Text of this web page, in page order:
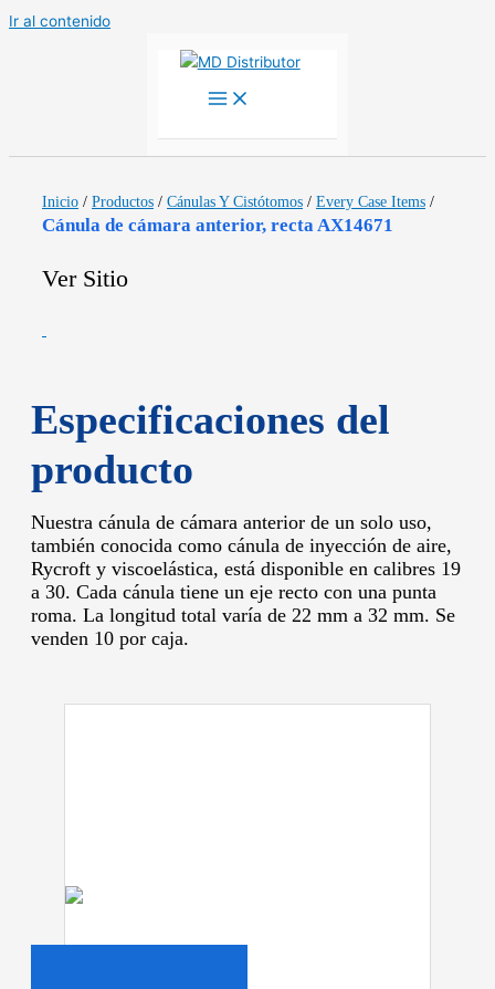
Ir al contenido
Inicio / Productos / Cánulas Y Cistótomos / Every Case Items /
Cánula de cámara anterior, recta AX14671
Ver Sitio
Especificaciones del
producto
Nuestra cánula de cámara anterior de un solo uso,
también conocida como cánula de inyección de aire,
Rycroft y viscoelástica, está disponible en calibres 19
a 30. Cada cánula tiene un eje recto con una punta
roma. La longitud total varía de 22 mm a 32 mm. Se
venden 10 por caja.